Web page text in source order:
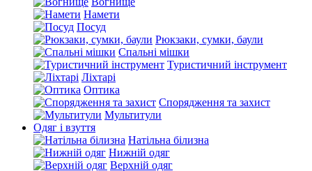
Намети
Посуд
Рюкзаки, сумки, баули
Спальні мішки
Туристичний інструмент
Ліхтарі
Оптика
Спорядження та захист
Мультитули
Одяг і взуття
Натільна білизна
Нижній одяг
Верхній одяг